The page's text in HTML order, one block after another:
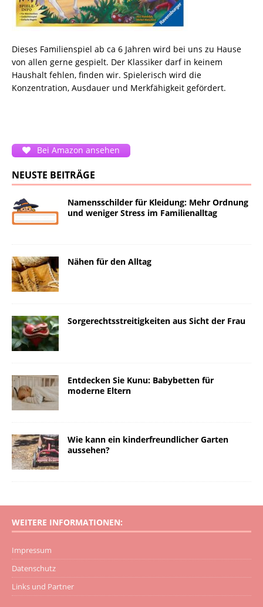
Dieses Familienspiel ab ca 6 Jahren wird bei uns zu Hause
von allen gerne gespielt. Der Klassiker darf in keinem
Haushalt fehlen, finden wir. Spielerisch wird die
Konzentration, Ausdauer und Merkfähigkeit gefördert.
Bei Amazon ansehen
NEUSTE BEITRÄGE
Namensschilder für Kleidung: Mehr Ordnung
und weniger Stress im Familienalltag
Nähen für den Alltag
Sorgerechtsstreitigkeiten aus Sicht der Frau
Entdecken Sie Kunu: Babybetten für
moderne Eltern
Wie kann ein kinderfreundlicher Garten
aussehen?
WEITERE INFORMATIONEN:
Impressum
Datenschutz
Links und Partner